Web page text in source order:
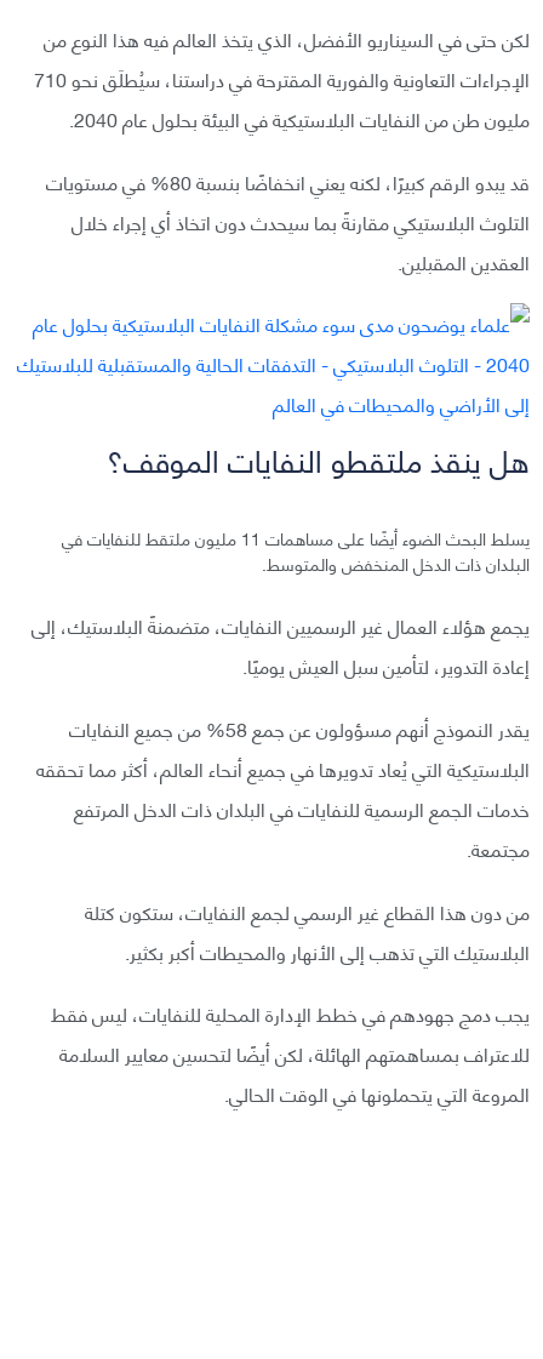
لكن حتى في السيناريو الأفضل، الذي يتخذ العالم فيه هذا النوع من
الإجراءات التعاونية والفورية المقترحة في دراستنا، سيُطلَق نحو 710
مليون طن من النفايات البلاستيكية في البيئة بحلول عام 2040.
قد يبدو الرقم كبيرًا، لكنه يعني انخفاضًا بنسبة 80% في مستويات
التلوث البلاستيكي مقارنةً بما سيحدث دون اتخاذ أي إجراء خلال
العقدين المقبلين.
هل ينقذ ملتقطو النفايات الموقف؟
يسلط البحث الضوء أيضًا على مساهمات 11 مليون ملتقط للنفايات في
البلدان ذات الدخل المنخفض والمتوسط.
يجمع هؤلاء العمال غير الرسميين النفايات، متضمنةً البلاستيك، إلى
إعادة التدوير، لتأمين سبل العيش يوميًا.
يقدر النموذج أنهم مسؤولون عن جمع 58% من جميع النفايات
البلاستيكية التي يُعاد تدويرها في جميع أنحاء العالم، أكثر مما تحققه
خدمات الجمع الرسمية للنفايات في البلدان ذات الدخل المرتفع
مجتمعة.
من دون هذا القطاع غير الرسمي لجمع النفايات، ستكون كتلة
البلاستيك التي تذهب إلى الأنهار والمحيطات أكبر بكثير.
يجب دمج جهودهم في خطط الإدارة المحلية للنفايات، ليس فقط
للاعتراف بمساهمتهم الهائلة، لكن أيضًا لتحسين معايير السلامة
المروعة التي يتحملونها في الوقت الحالي.